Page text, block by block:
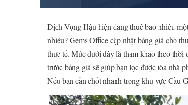
Dịch Vọng Hậu hiện đang thuê bao nhiêu
nhiêu? Gems Office cập nhật bảng giá cho
thực tế. Mức dưới đây là tham khảo theo
trước bảng giá sẽ giúp bạn lọc được tòa nhà
Nếu bạn cần chốt nhanh trong khu vực Cầu